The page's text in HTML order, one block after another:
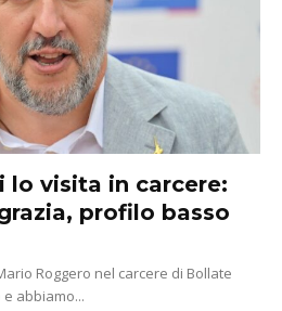
lo visita in carcere:
profilo basso
Roggero nel carcere di Bollate
abbiamo...